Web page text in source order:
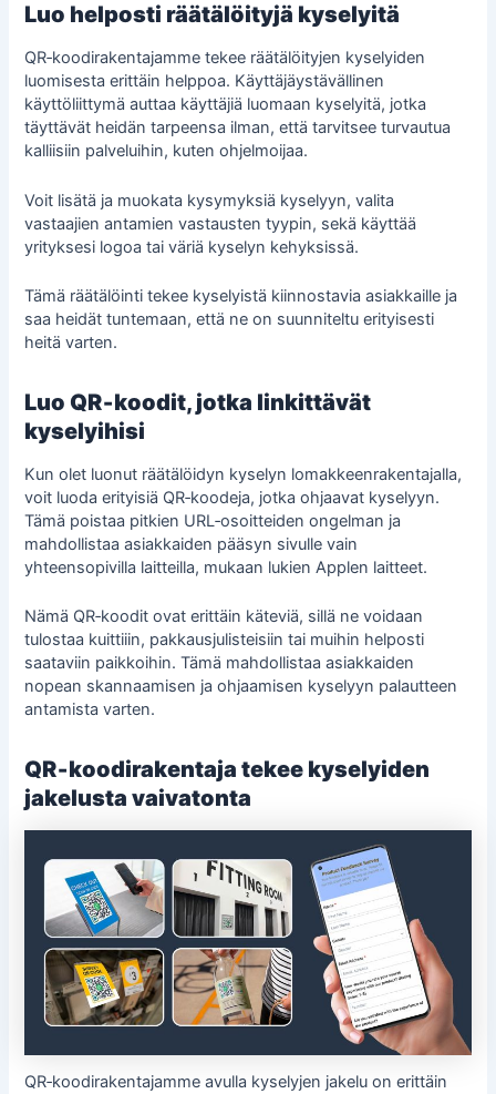
Luo helposti räätälöityjä kyselyitä
QR‑koodirakentajamme tekee räätälöityjen kyselyiden
luomisesta erittäin helppoa. Käyttäjäystävällinen
käyttöliittymä auttaa käyttäjiä luomaan kyselyitä, jotka
täyttävät heidän tarpeensa ilman, että tarvitsee turvautua
kalliisiin palveluihin, kutenohjelmoijaa.
Voit lisätä ja muokata kysymyksiä kyselyyn, valita
vastaajien antamien vastausten tyypin, sekä käyttää
yrityksesi logoa tai väriä kyselyn kehyksissä.
Tämä räätälöinti tekee kyselyistä kiinnostavia asiakkaille ja
saa heidät tuntemaan, että ne on suunniteltu erityisesti
heitä varten.
Luo QR‑koodit, jotka linkittävät
kyselyihisi
Kun olet luonut räätälöidyn kyselyn lomakkeenrakentajalla,
voit luoda erityisiä QR‑koodeja, jotka ohjaavat kyselyyn.
Tämä poistaa pitkien URL‑osoitteiden ongelman ja
mahdollistaa asiakkaiden pääsyn sivulle vain
yhteensopivilla laitteilla, mukaan lukien Applen laitteet.
Nämä QR‑koodit ovat erittäin käteviä, sillä ne voidaan
tulostaa kuitti­iin, pakkaus­julisteisiin tai muihin helposti
saataviin paikkoihin. Tämä mahdollistaa asiakkaiden
nopean skannaamisen ja ohjaamisen kyselyyn palautteen
antamista varten.
QR‑koodirakentaja tekee kyselyiden
jakelusta vaivatonta
QR‑koodirakentajamme avulla kyselyjen jakelu on erittäin